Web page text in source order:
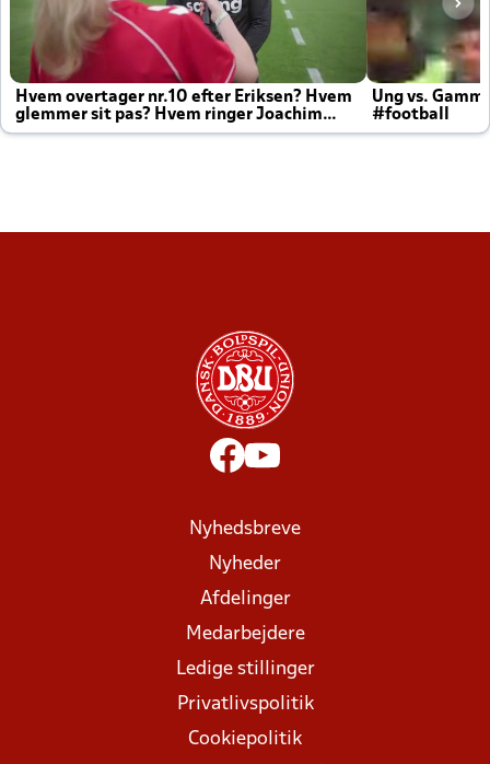
Hvem overtager nr.10 efter Eriksen? Hvem
glemmer sit pas? Hvem ringer Joachim
altid til efter kampe?
Ung vs.
#football
Nyhedsbreve
Nyheder
Afdelinger
Medarbejdere
Ledige stillinger
Privatlivspolitik
Cookiepolitik